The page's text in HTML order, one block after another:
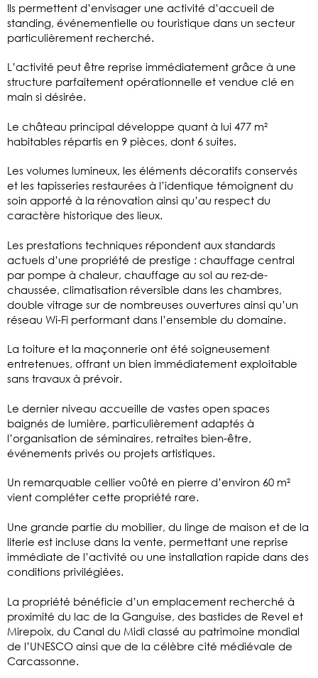
Ils permettent d’envisager une activité d’accueil de
standing, événementielle ou touristique dans un secteur
particulièrement recherché.
L’activité peut être reprise immédiatement grâce à une
structure parfaitement opérationnelle et vendue clé en
main si désirée.
Le château principal développe quant à lui 477 m²
habitables répartis en 9 pièces, dont 6 suites.
Les volumes lumineux, les éléments décoratifs conservés
et les tapisseries restaurées à l’identique témoignent du
soin apporté à la rénovation ainsi qu’au respect du
caractère historique des lieux.
Les prestations techniques répondent aux standards
actuels d’une propriété de prestige : chauffage central
par pompe à chaleur, chauffage au sol au rez-de-
chaussée, climatisation réversible dans les chambres,
double vitrage sur de nombreuses ouvertures ainsi qu’un
réseau Wi-Fi performant dans l’ensemble du domaine.
La toiture et la maçonnerie ont été soigneusement
entretenues, offrant un bien immédiatement exploitable
sans travaux à prévoir.
Le dernier niveau accueille de vastes open spaces
baignés de lumière, particulièrement adaptés à
l’organisation de séminaires, retraites bien-être,
événements privés ou projets artistiques.
Un remarquable cellier voûté en pierre d’environ 60 m²
vient compléter cette propriété rare.
Une grande partie du mobilier, du linge de maison et de la
literie est incluse dans la vente, permettant une reprise
immédiate de l’activité ou une installation rapide dans des
conditions privilégiées.
La propriété bénéficie d’un emplacement recherché à
proximité du lac de la Ganguise, des bastides de Revel et
Mirepoix, du Canal du Midi classé au patrimoine mondial
de l’UNESCO ainsi que de la célèbre cité médiévale de
Carcassonne.